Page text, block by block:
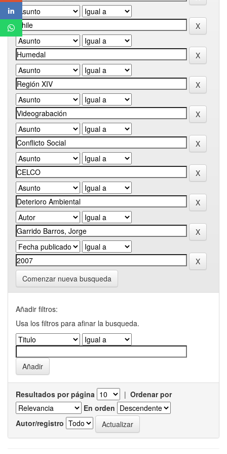
Comenzar nueva busqueda
Añadir filtros:
Usa los filtros para afinar la busqueda.
Resultados por página | Ordenar por
En orden
Autor/registro